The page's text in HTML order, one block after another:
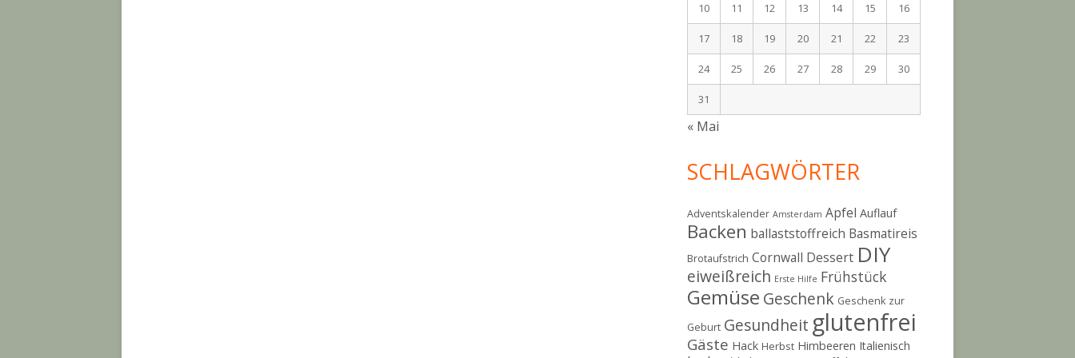
10 11 12 13 14 15 16
17 18 19 20 21 22 23
24 25 26 27 28 29 30
31
« Mai
SCHLAGWÖRTER
Adventskalender Amsterdam Apfel Auflauf
Backen ballaststoffreich Basmatireis
Brotaufstrich Cornwall Dessert DIY
eiweißreich Erste Hilfe Frühstück
Gemüse Geschenk Geschenk zur
Geburt Gesundheit glutenfrei
Gäste Hack Herbst Himbeeren Italienisch